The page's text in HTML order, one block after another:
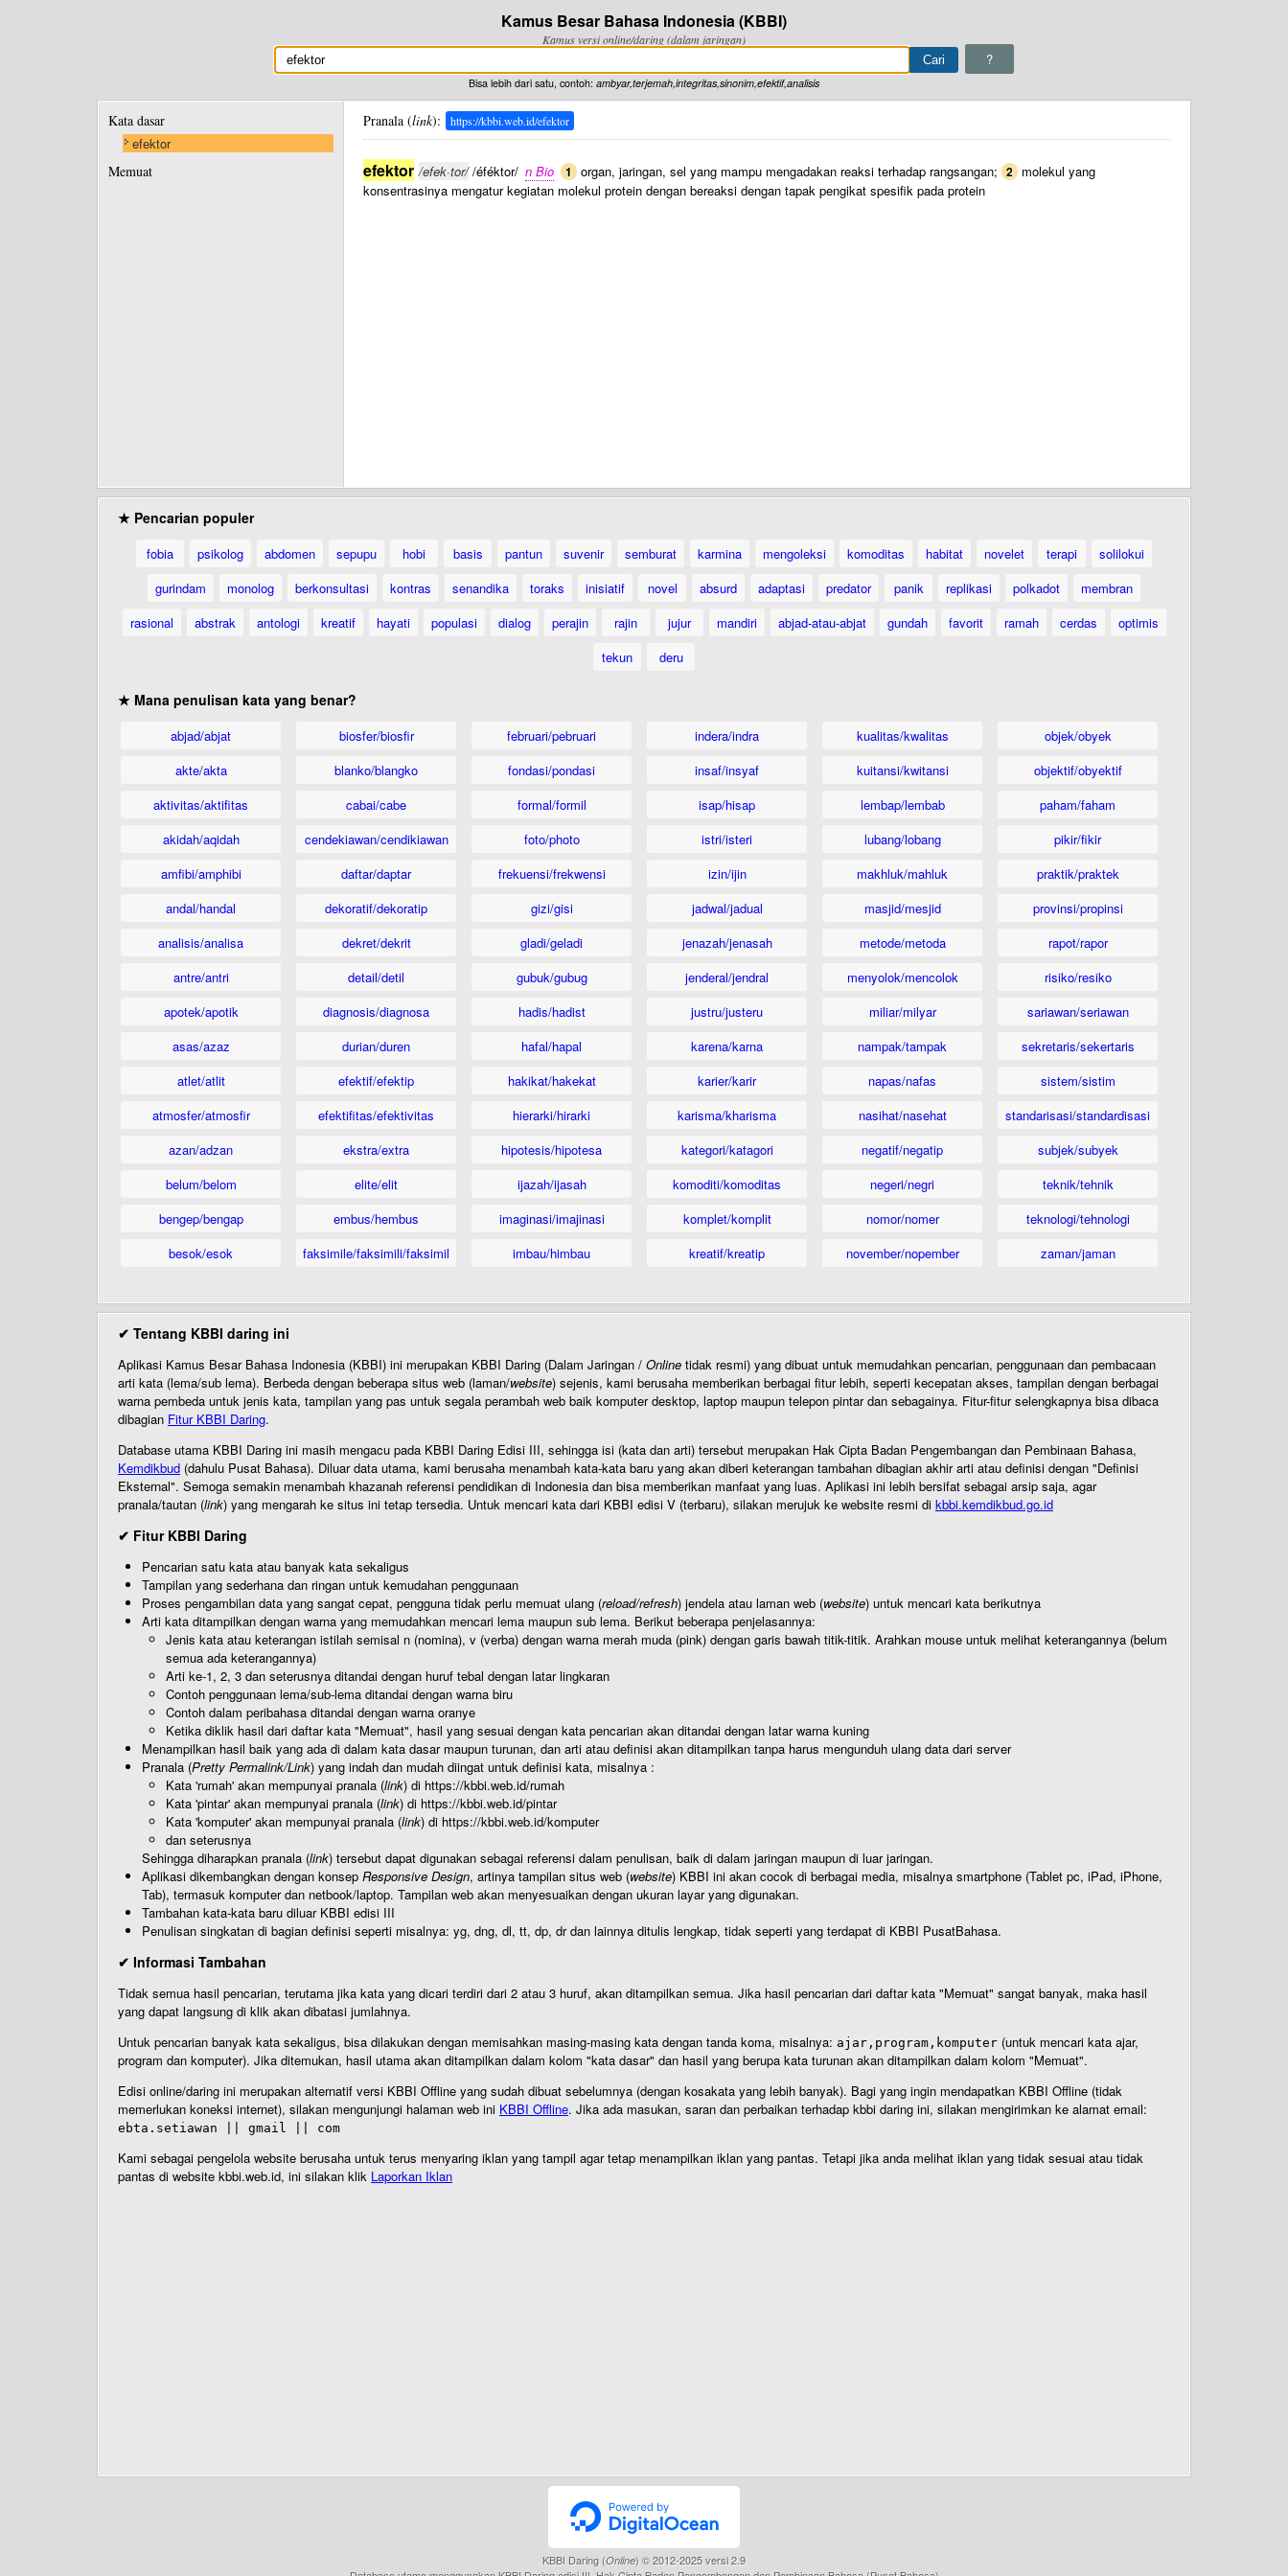
Kamus Besar Bahasa Indonesia (KBBI)
Kamus versi online/daring (dalam jaringan)
?
Bisa lebih dari satu, contoh: ambyar,terjemah,integritas,sinonim,efektif,analisis
Kata dasar
efektor
Memuat
Pranala (link): https://kbbi.web.id/efektor
efektor /efek·tor//éféktor/ n Bio 1 organ, jaringan, sel yang mampu mengadakan reaksi terhadap rangsangan; 2 molekul yang
konsentrasinya mengatur kegiatan molekul protein dengan bereaksi dengan tapak pengikat spesifik pada protein
★ Pencarian populer
fobia psikolog abdomen sepupu hobi basis pantun suvenir semburat karmina mengoleksi komoditas habitat novelet terapi
solilokui
gurindam
monolog berkonsultasi kontras senandika toraks inisiatif novel absurd adaptasi predator panik replikasi polkadot
membran
rasional
abstrak antologi kreatif hayati populasi dialog perajin rajin jujur mandiri abjad-atau-abjat gundah favorit ramah cerdas
optimis
tekun
deru
★ Mana penulisan kata yang benar?
abjad/abjat
akte/akta
aktivitas/aktifitas
akidah/aqidah
amfibi/amphibi
andal/handal
analisis/analisa
antre/antri
apotek/apotik
asas/azaz
atlet/atlit
atmosfer/atmosfir
azan/adzan
belum/belom
bengep/bengap
besok/esok
biosfer/biosfir
blanko/blangko
cabai/cabe
cendekiawan/cendikiawan
daftar/daptar
dekoratif/dekoratip
dekret/dekrit
detail/detil
diagnosis/diagnosa
durian/duren
efektif/efektip
efektifitas/efektivitas
ekstra/extra
elite/elit
embus/hembus
faksimile/faksimili/faksimil
februari/pebruari
fondasi/pondasi
formal/formil
foto/photo
frekuensi/frekwensi
gizi/gisi
gladi/geladi
gubuk/gubug
hadis/hadist
hafal/hapal
hakikat/hakekat
hierarki/hirarki
hipotesis/hipotesa
ijazah/ijasah
imaginasi/imajinasi
imbau/himbau
indera/indra
insaf/insyaf
isap/hisap
istri/isteri
izin/ijin
jadwal/jadual
jenazah/jenasah
jenderal/jendral
justru/justeru
karena/karna
karier/karir
karisma/kharisma
kategori/katagori
komoditi/komoditas
komplet/komplit
kreatif/kreatip
kualitas/kwalitas
kuitansi/kwitansi
lembap/lembab
lubang/lobang
makhluk/mahluk
masjid/mesjid
metode/metoda
menyolok/mencolok
miliar/milyar
nampak/tampak
napas/nafas
nasihat/nasehat
negatif/negatip
negeri/negri
nomor/nomer
november/nopember
objek/obyek
objektif/obyektif
paham/faham
pikir/fikir
praktik/praktek
provinsi/propinsi
rapot/rapor
risiko/resiko
sariawan/seriawan
sekretaris/sekertaris
sistem/sistim
standarisasi/standardisasi
subjek/subyek
teknik/tehnik
teknologi/tehnologi
zaman/jaman
✔ Tentang KBBI daring ini
Aplikasi Kamus Besar Bahasa Indonesia (KBBI) ini merupakan KBBI Daring (Dalam Jaringan / Online tidak resmi) yang dibuat untuk memudahkan pencarian, penggunaan dan pembacaan
arti kata (lema/sub lema). Berbeda dengan beberapa situs web (laman/website) sejenis, kami berusaha memberikan berbagai fitur lebih, seperti kecepatan akses, tampilan dengan berbagai
warna pembeda untuk jenis kata, tampilan yang pas untuk segala perambah web baik komputer desktop, laptop maupun telepon pintar dan sebagainya. Fitur-fitur selengkapnya bisa dibaca
dibagian Fitur KBBI Daring.
Database utama KBBI Daring ini masih mengacu pada KBBI Daring Edisi III, sehingga isi (kata dan arti) tersebut merupakan Hak Cipta Badan Pengembangan dan Pembinaan Bahasa,
Kemdikbud (dahulu Pusat Bahasa). Diluar data utama, kami berusaha menambah kata-kata baru yang akan diberi keterangan tambahan dibagian akhir arti atau definisi dengan "Definisi
Eksternal". Semoga semakin menambah khazanah referensi pendidikan di Indonesia dan bisa memberikan manfaat yang luas. Aplikasi ini lebih bersifat sebagai arsip saja, agar
pranala/tautan (link) yang mengarah ke situs ini tetap tersedia. Untuk mencari kata dari KBBI edisi V (terbaru), silakan merujuk ke website resmi di kbbi.kemdikbud.go.id
✔ Fitur KBBI Daring
Pencarian satu kata atau banyak kata sekaligus
Tampilan yang sederhana dan ringan untuk kemudahan penggunaan
Proses pengambilan data yang sangat cepat, pengguna tidak perlu memuat ulang (reload/refresh) jendela atau laman web (website) untuk mencari kata berikutnya
Arti kata ditampilkan dengan warna yang memudahkan mencari lema maupun sub lema. Berikut beberapa penjelasannya:
Jenis kata atau keterangan istilah semisal n (nomina), v (verba) dengan warna merah muda (pink) dengan garis bawah titik-titik. Arahkan mouse untuk melihat keterangannya (belum
semua ada keterangannya)
Arti ke-1, 2, 3 dan seterusnya ditandai dengan huruf tebal dengan latar lingkaran
Contoh penggunaan lema/sub-lema ditandai dengan warna biru
Contoh dalam peribahasa ditandai dengan warna oranye
Ketika diklik hasil dari daftar kata "Memuat", hasil yang sesuai dengan kata pencarian akan ditandai dengan latar warna kuning
Menampilkan hasil baik yang ada di dalam kata dasar maupun turunan, dan arti atau definisi akan ditampilkan tanpa harus mengunduh ulang data dari server
Pranala (Pretty Permalink/Link) yang indah dan mudah diingat untuk definisi kata, misalnya :
Kata 'rumah' akan mempunyai pranala (link) di https://kbbi.web.id/rumah
Kata 'pintar' akan mempunyai pranala (link) di https://kbbi.web.id/pintar
Kata 'komputer' akan mempunyai pranala (link) di https://kbbi.web.id/komputer
dan seterusnya
Sehingga diharapkan pranala (link) tersebut dapat digunakan sebagai referensi dalam penulisan, baik di dalam jaringan maupun di luar jaringan.
Aplikasi dikembangkan dengan konsep Responsive Design, artinya tampilan situs web (website) KBBI ini akan cocok di berbagai media, misalnya smartphone (Tablet pc, iPad, iPhone,
Tab), termasuk komputer dan netbook/laptop. Tampilan web akan menyesuaikan dengan ukuran layar yang digunakan.
Tambahan kata-kata baru diluar KBBI edisi III
Penulisan singkatan di bagian definisi seperti misalnya: yg, dng, dl, tt, dp, dr dan lainnya ditulis lengkap, tidak seperti yang terdapat di KBBI PusatBahasa.
✔ Informasi Tambahan
Tidak semua hasil pencarian, terutama jika kata yang dicari terdiri dari 2 atau 3 huruf, akan ditampilkan semua. Jika hasil pencarian dari daftar kata "Memuat" sangat banyak, maka hasil
yang dapat langsung di klik akan dibatasi jumlahnya.
Untuk pencarian banyak kata sekaligus, bisa dilakukan dengan memisahkan masing-masing kata dengan tanda koma, misalnya: ajar,program,komputer (untuk mencari kata ajar,
program dan komputer). Jika ditemukan, hasil utama akan ditampilkan dalam kolom "kata dasar" dan hasil yang berupa kata turunan akan ditampilkan dalam kolom "Memuat".
Edisi online/daring ini merupakan alternatif versi KBBI Offline yang sudah dibuat sebelumnya (dengan kosakata yang lebih banyak). Bagi yang ingin mendapatkan KBBI Offline (tidak
memerlukan koneksi internet), silakan mengunjungi halaman web ini KBBI Offline. Jika ada masukan, saran dan perbaikan terhadap kbbi daring ini, silakan mengirimkan ke alamat email:
ebta.setiawan || gmail || com
Kami sebagai pengelola website berusaha untuk terus menyaring iklan yang tampil agar tetap menampilkan iklan yang pantas. Tetapi jika anda melihat iklan yang tidak sesuai atau tidak
pantas di website kbbi.web.id, ini silakan klik Laporkan Iklan
KBBI Daring (Online) © 2012-2025 versi 2.9